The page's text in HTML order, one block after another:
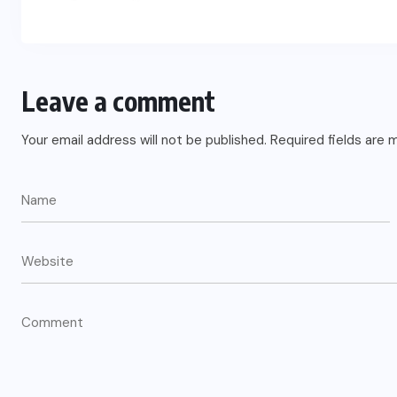
Leave a comment
Your email address will not be published. Required fields are